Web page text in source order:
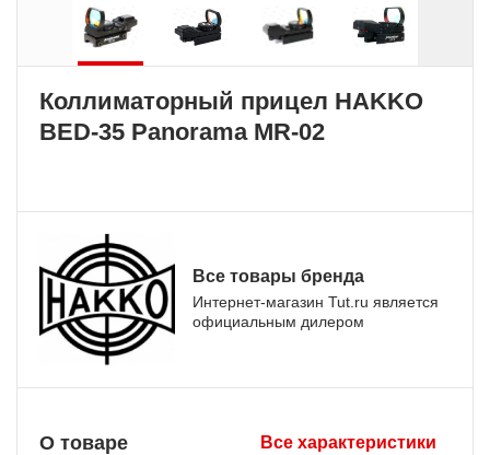
Коллиматорный прицел HAKKO
BED-35 Panorama MR-02
Все товары бренда
Интернет-магазин Tut.ru является
официальным дилером
О товаре Все характеристики